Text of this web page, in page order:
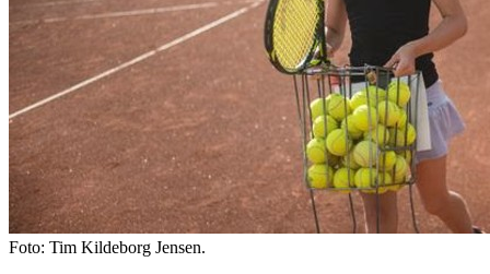
Foto: Tim Kildeborg Jensen.